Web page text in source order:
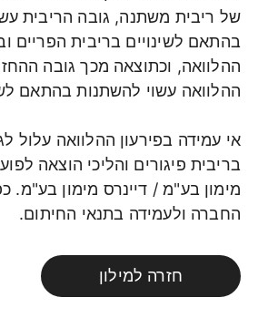
של ריבית משתנה, גובה הריבית
בהתאם לשינויים בריבית הפריים
ההלוואה, וכתוצאה מכך גובה
ההלוואה עשוי להשתנות בהתאם
אי עמידה בפירעון ההלוואה עלול
בריבית פיגורים והליכי הוצאה
מימון בע"מ / דיינרס מימון בע"מ.
החברה ולעמידה בתנאי החיתום.
חזרה למילון